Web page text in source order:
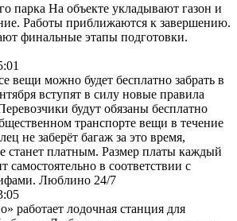
парка На объекте укладывают газон и
Работы приближаются к завершению.
финальные этапы подготовки.
вещи можно будет бесплатно забрать в
вступят в силу новые правила
будут обязаны бесплатно
транспорте вещи в течение
не заберёт багаж за это время,
станет платным. Размер платы каждый
самостоятельно в соответствии с
Люблино 24/7
работает лодочная станция для